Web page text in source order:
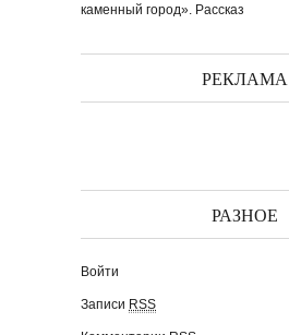
каменный город». Рассказ
РЕКЛАМА
РАЗНОЕ
Войти
Записи RSS